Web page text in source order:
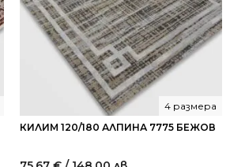
КИЛИМ 120/180 АЛПИНА 7775 БЕЖОВ
4 размера